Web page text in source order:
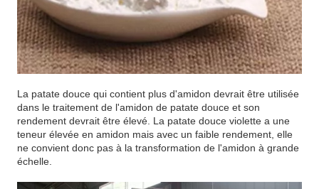
La patate douce qui contient plus d'amidon devrait être utilisée
dans le traitement de l'amidon de patate douce et son
rendement devrait être élevé. La patate douce violette a une
teneur élevée en amidon mais avec un faible rendement, elle
ne convient donc pas à la transformation de l'amidon à grande
échelle.